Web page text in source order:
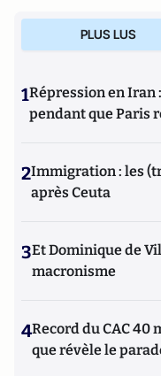
PLUS LUS
1Répression en Iran
pendant que Paris
2Immigration : les
après Ceuta
3Et Dominique de
macronisme
4Record du CAC 40
que révèle le